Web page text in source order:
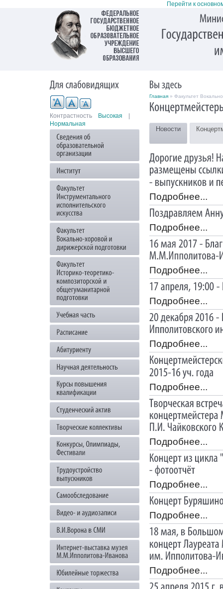
Перейти к
Контрастность Высокая
Нормальная
Главная » Факультет
Новости
Подробнее...
Подробнее...
Подробнее...
Подробнее...
Подробнее...
Подробнее...
Подробнее...
Подробнее...
Подробнее...
Подробнее...